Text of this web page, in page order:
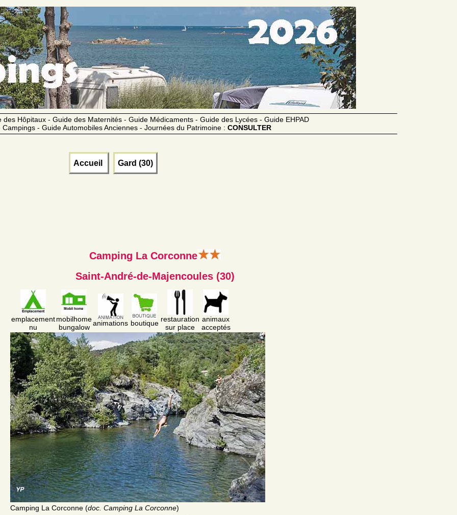
Hôpitaux - Guide des Maternités - Guide Médicaments - Guide des Lycées - Guide EHPAD
- Guide Automobiles Anciennes - Journées du Patrimoine : CONSULTER
Accueil Gard (30)
Camping La Corconne
Saint-André-de-Majencoules (30)
emplacement
nu
mobilhome
bungalow animations boutique restauration
sur place
animaux
acceptés
Camping La Corconne (doc. Camping La Corconne)